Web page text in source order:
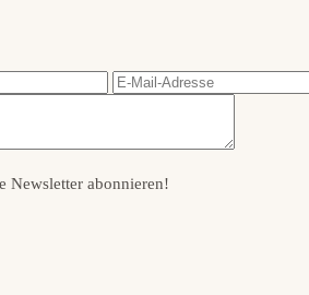
Newsletter abonnieren!